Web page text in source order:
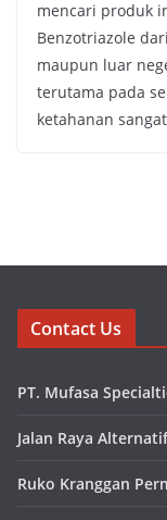
mencari produk
Benzotriazole
maupun luar
terutama pada
ketahanan
Contact Us
PT. Mufasa
Jalan Raya
Ruko Kranggan